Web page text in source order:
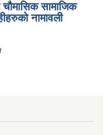
सामाजिक
नामावली